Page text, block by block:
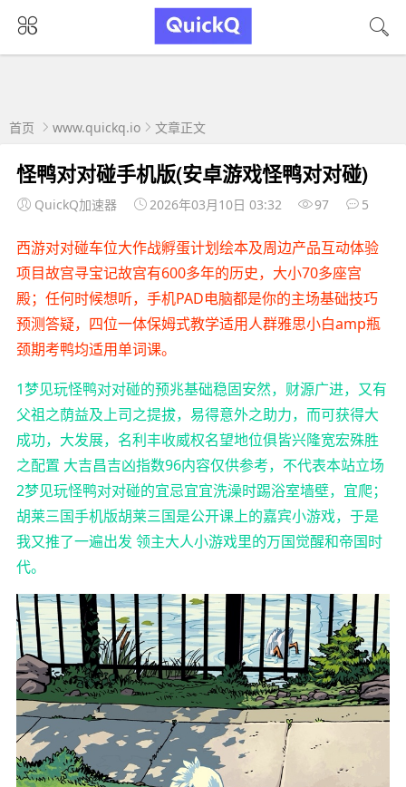
首页 www.quickq.io 文章正文
怪鸭对对碰手机版(安卓游戏怪鸭对对碰)
QuickQ加速器 2026年03月10日 03:32 97 5
西游对对碰车位大作战孵蛋计划绘本及周边产品互动体验
项目故宫寻宝记故宫有600多年的历史，大小70多座宫
殿；任何时候想听，手机PAD电脑都是你的主场基础技巧
预测答疑，四位一体保姆式教学适用人群雅思小白amp瓶
颈期考鸭均适用单词课。
1梦见玩怪鸭对对碰的预兆基础稳固安然，财源广进，又有
父祖之荫益及上司之提拔，易得意外之助力，而可获得大
成功，大发展，名利丰收威权名望地位俱皆兴隆宽宏殊胜
之配置 大吉昌吉凶指数96内容仅供参考，不代表本站立场
2梦见玩怪鸭对对碰的宜忌宜宜洗澡时踢浴室墙壁，宜爬；
胡莱三国手机版胡莱三国是公开课上的嘉宾小游戏，于是
我又推了一遍出发 领主大人小游戏里的万国觉醒和帝国时
代。